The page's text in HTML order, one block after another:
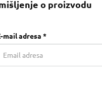
o proizvodu
mail adresa *